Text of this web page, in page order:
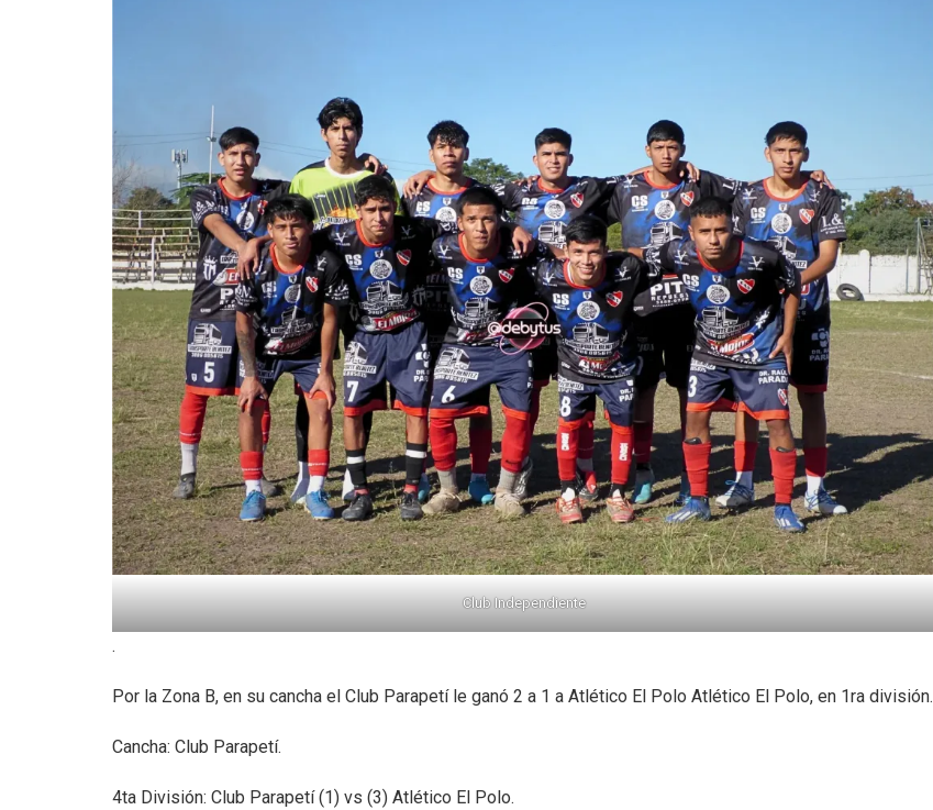
Club Independiente
.
Por la Zona B, en su cancha el Club Parapetí le ganó 2 a 1 a Atlético El Polo Atlético El Polo, en 1ra división.
Cancha: Club Parapetí.
4ta División: Club Parapetí (1) vs (3) Atlético El Polo.